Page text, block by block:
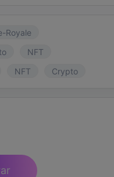
Royale
NFT
NFT Crypto